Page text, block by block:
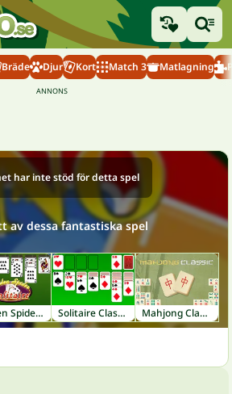
Bräde Djur Kort Match 3 Matlagning
har inte stöd för detta spel
av dessa fantastiska spel
Golden Spider Solitaire Solitaire Classic Mahjong Classic